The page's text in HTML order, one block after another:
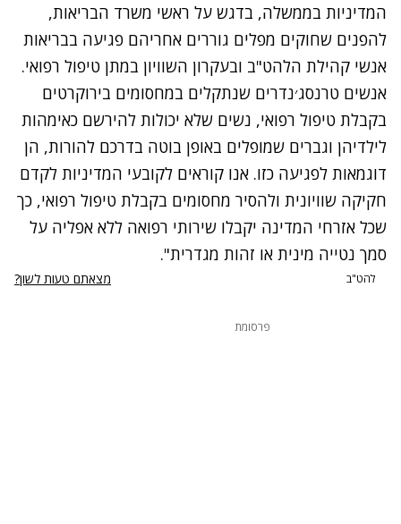
המדיניות בממשלה, בדגש על ראשי משרד הבריאות,
להפנים שחוקים מפלים גוררים אחריהם פגיעה בבריאות
אנשי קהילת הלהט"ב ובעקרון השוויון במתן טיפול רפואי.
אנשים טרנסג׳נדרים שנתקלים במחסומים בירוקרטים
בקבלת טיפול רפואי, נשים שלא יכולות להירשם כאימהות
לילדיהן וגברים שמופלים באופן בוטה בדרכם להורות, הן
דוגמאות לפגיעה כזו. אנו קוראים לקובעי המדיניות לקדם
חקיקה שוויונית ולהסיר מחסומים בקבלת טיפול רפואי, כך
שכל אזרחי המדינה יקבלו שירותי רפואה ללא אפליה על
סמך נטייה מינית או זהות מגדרית".
להט"ב מצאתם טעות לשון?
פרסומת